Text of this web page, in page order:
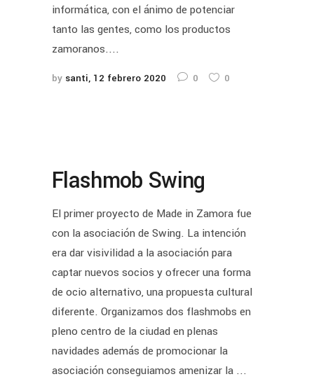
informática, con el ánimo de potenciar
tanto las gentes, como los productos
zamoranos....
by santi 12 febrero 2020 0 0
Flashmob Swing
El primer proyecto de Made in Zamora fue
con la asociación de Swing. La intención
era dar visivilidad a la asociación para
captar nuevos socios y ofrecer una forma
de ocio alternativo, una propuesta cultural
diferente. Organizamos dos flashmobs en
pleno centro de la ciudad en plenas
navidades además de promocionar la
asociación conseguiamos amenizar la ...